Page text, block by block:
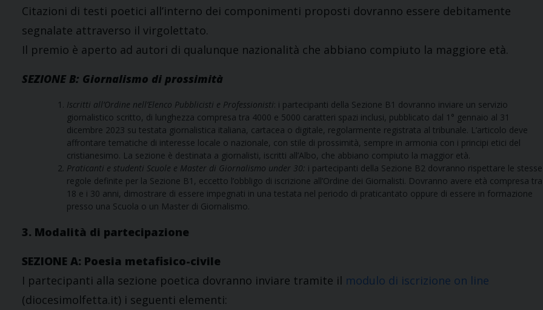
Citazioni di testi poetici all’interno dei componimenti proposti dovranno essere debitamente
segnalate attraverso il virgolettato.
Il premio è aperto ad autori di qualunque nazionalità che abbiano compiuto la maggiore età.
SEZIONE B: Giornalismo di prossimità
Iscritti all’Ordine nell’Elenco Pubblicisti e Professionisti: i partecipanti della Sezione B1 dovranno inviare un servizio
giornalistico scritto, di lunghezza compresa tra 4000 e 5000 caratteri spazi inclusi, pubblicato dal 1° gennaio al 31
dicembre 2023 su testata giornalistica italiana, cartacea o digitale, regolarmente registrata al tribunale. L’articolo deve
affrontare tematiche di interesse locale o nazionale, con stile di prossimità, sempre in armonia con i principi etici del
cristianesimo. La sezione è destinata a giornalisti, iscritti all’Albo, che abbiano compiuto la maggior età.
Praticanti e studenti Scuole e Master di Giornalismo under 30: i partecipanti della Sezione B2 dovranno rispettare le stesse
regole definite per la Sezione B1, eccetto l’obbligo di iscrizione all’Ordine dei Giornalisti. Dovranno avere età compresa
18 e i 30 anni, dimostrare di essere impegnati in una testata nel periodo di praticantato oppure di essere in formazione
presso una Scuola o un Master di Giornalismo.
3. Modalità di partecipazione
SEZIONE A: Poesia metafisico-civile
I partecipanti alla sezione poetica dovranno inviare tramite il modulo di iscrizione on line
(diocesimolfetta.it) i seguenti elementi: